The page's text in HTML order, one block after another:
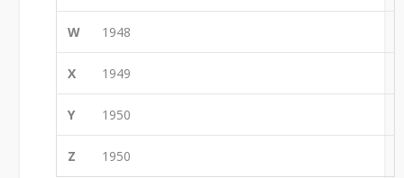
W 1948
X 1949
Y 1950
Z 1950